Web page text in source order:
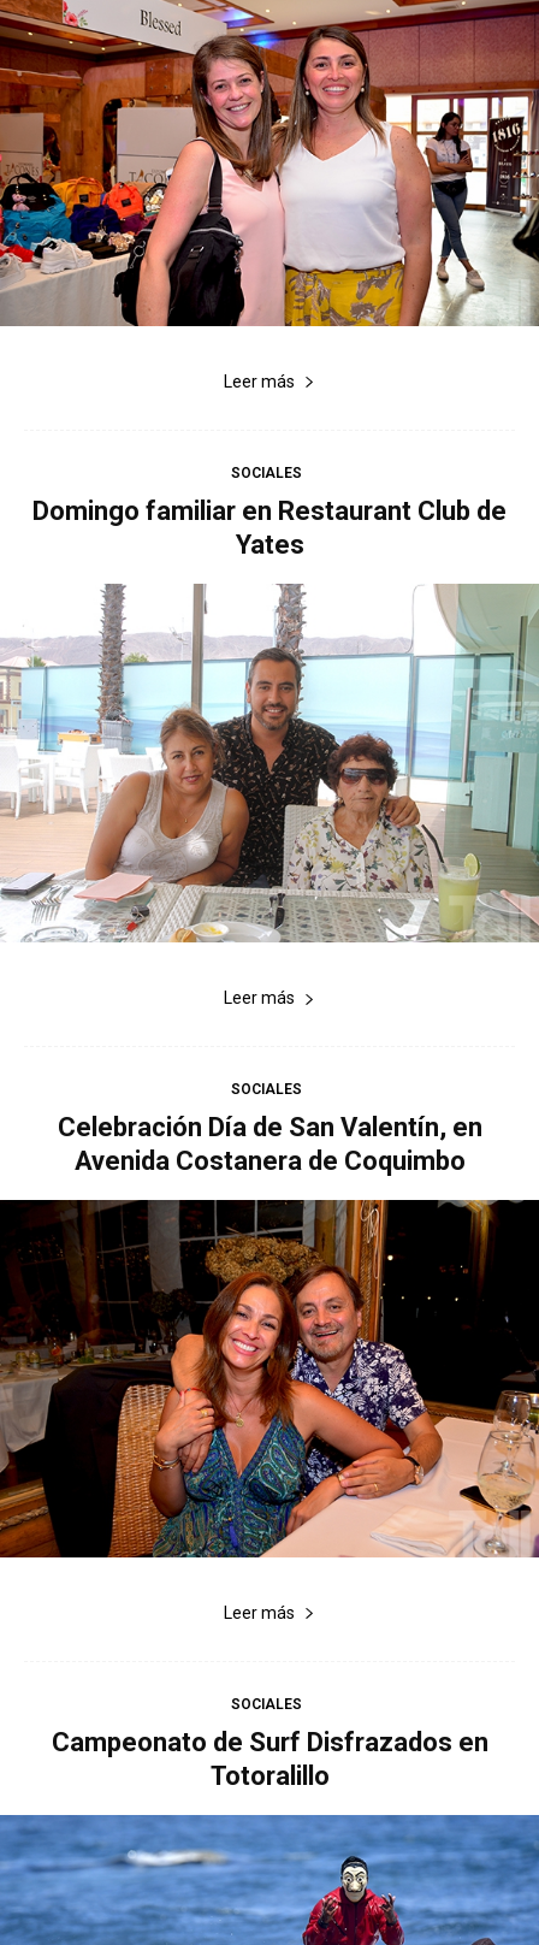
Leer más
SOCIALES
Domingo familiar en Restaurant Club de
Yates
Leer más
SOCIALES
Celebración Día de San Valentín, en
Avenida Costanera de Coquimbo
Leer más
SOCIALES
Campeonato de Surf Disfrazados en
Totoralillo